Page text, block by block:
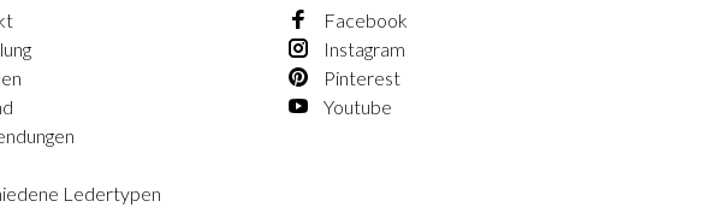
Ledertypen
Facebook
Instagram
Pinterest
Youtube